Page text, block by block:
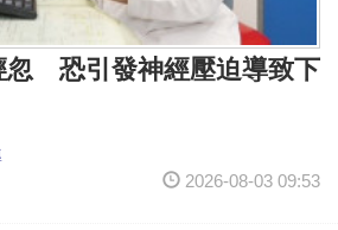
忽 恐引發神經壓迫導致下
2026-08-03 09:53